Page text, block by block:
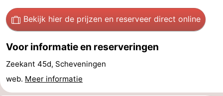
Kijkduin
Last
minutes
Strand
Zien
&
Bezienswaardigheden
Bekijk hier de prijzen en reserveer direct online
Voor informatie en reserveringen
Zeekant 45d, Scheveningen
web. Meer informatie